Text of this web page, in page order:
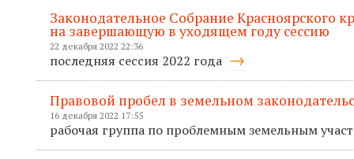
Законодательное Собрание Красноярского
на завершающую в уходящем году сессию
22 декабря 2022 22:36
последняя сессия 2022 года
Правовой пробел в земельном
16 декабря 2022 17:55
рабочая группа по проблемным земельным